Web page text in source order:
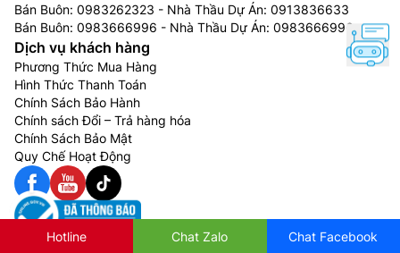
Bán Buôn: 0983262323 - Nhà Thầu Dự Án: 0913836633
Bán Buôn: 0983666996 - Nhà Thầu Dự Án: 0983666996
Dịch vụ khách hàng
Phương Thức Mua Hàng
Hình Thức Thanh Toán
Chính Sách Bảo Hành
Chính sách Đổi – Trả hàng hóa
Chính Sách Bảo Mật
Quy Chế Hoạt Động
Hotline Chat Zalo Chat Facebook